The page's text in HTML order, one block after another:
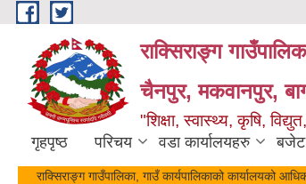
Skip to main content
राक्सिराङ्ग
चैनपुर, मकवानपुर,
"शिक्षा, स्वास्थ्य, कृषि,
गृहपृष्ठ परिचय वडा कार्यालयहरु बजेट
राक्सिराङ्ग गाउँपालिका, गाउँ कार्यपालिकाको